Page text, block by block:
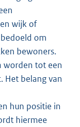
wijk of
om
bewoners.
worden tot een
Het belang van
hun positie in
hiermee